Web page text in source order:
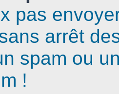
pas
arrêt
spam ou
!